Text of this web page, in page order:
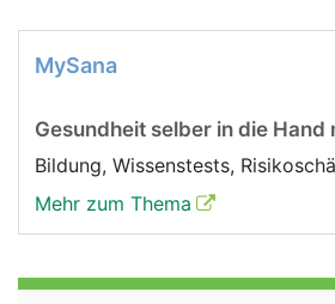
MySana
Gesundheit selber in die Hand
Bildung, Wissenstests,
Mehr zum Thema